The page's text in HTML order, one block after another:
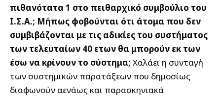
πιθανότατα 1 στο πειθαρχικό συμβούλιο του
Ι.Σ.Α.; Μήπως φοβούνται ότι άτομα που δεν
συμβιβάζονται με τις αδικίες του συστήματος
των τελευταίων 40 ετων θα μπορούν εκ των
έσω να κρίνουν το σύστημα; Χαλάει η συνταγή
των συστημικών παρατάξεων που δημοσίως
διαφωνούν αενάως και παρασκηνιακά